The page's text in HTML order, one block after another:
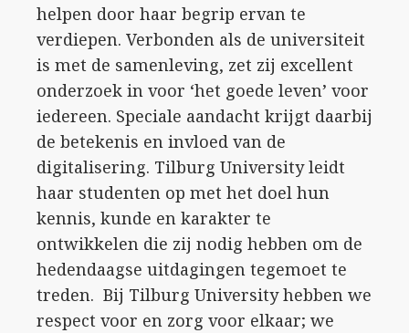
helpen door haar begrip ervan te
verdiepen. Verbonden als de universiteit
is met de samenleving, zet zij excellent
onderzoek in voor ‘het goede leven’ voor
iedereen. Speciale aandacht krijgt daarbij
de betekenis en invloed van de
digitalisering. Tilburg University leidt
haar studenten op met het doel hun
kennis, kunde en karakter te
ontwikkelen die zij nodig hebben om de
hedendaagse uitdagingen tegemoet te
treden. Bij Tilburg University hebben we
respect voor en zorg voor elkaar; we